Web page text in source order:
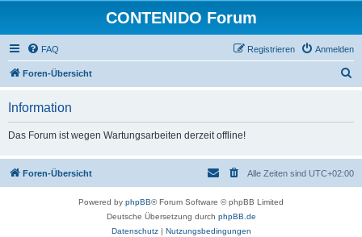
CONTENIDO Forum
FAQ Anmelden
Registrieren
Foren-Übersicht
Information
Das Forum ist wegen Wartungsarbeiten derzeit offline!
Foren-Übersicht Alle Zeiten sind UTC+02:00
Powered by phpBB® Forum Software © phpBB Limited
Deutsche Übersetzung durch phpBB.de
Datenschutz| Nutzungsbedingungen